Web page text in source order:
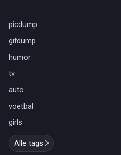
picdump
gifdump
humor
tv
auto
voetbal
girls
Alle tags